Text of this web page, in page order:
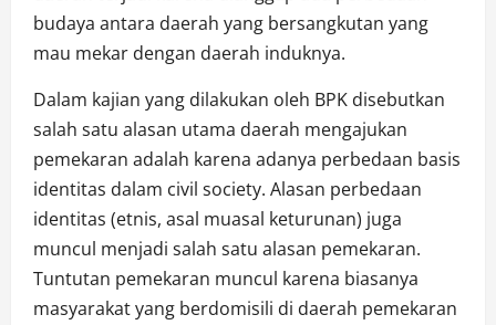
budaya antara daerah yang bersangkutan yang
mau mekar dengan daerah induknya.
Dalam kajian yang dilakukan oleh BPK disebutkan
salah satu alasan utama daerah mengajukan
pemekaran adalah karena adanya perbedaan basis
identitas dalam civil society. Alasan perbedaan
identitas (etnis, asal muasal keturunan) juga
muncul menjadi salah satu alasan pemekaran.
Tuntutan pemekaran muncul karena biasanya
masyarakat yang berdomisili di daerah pemekaran